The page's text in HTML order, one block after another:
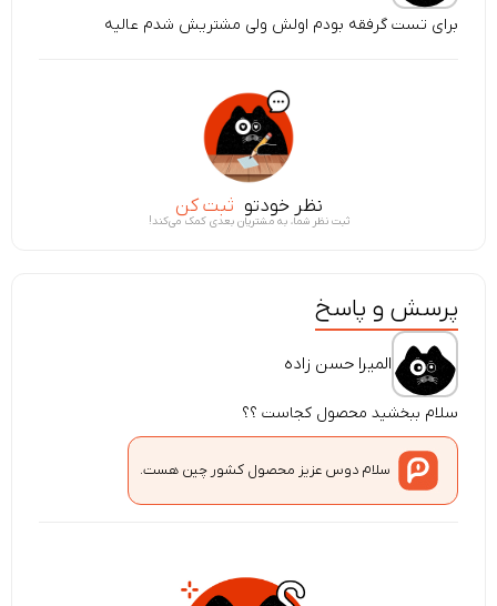
برای تست گرفقه بودم اولش ولی مشتریش شدم عالیه
نظر خودتو ثبت کن
ثبت نظر شما، به مشتریان بعدی کمک می‌کند!
پرسش و پاسخ
المیرا حسن زاده
سلام ببخشید محصول کجاست ؟؟
سلام دوس عزیز محصول کشور چین هست.